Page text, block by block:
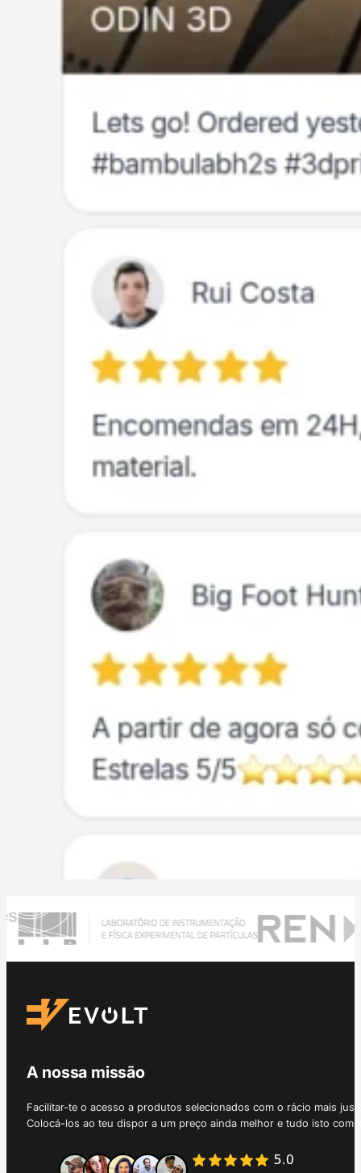
A nossa missão
Facilitar-te o acesso a produtos selecionados com o rácio mais
Colocá-los ao teu dispor a um preço ainda melhor e tudo isto